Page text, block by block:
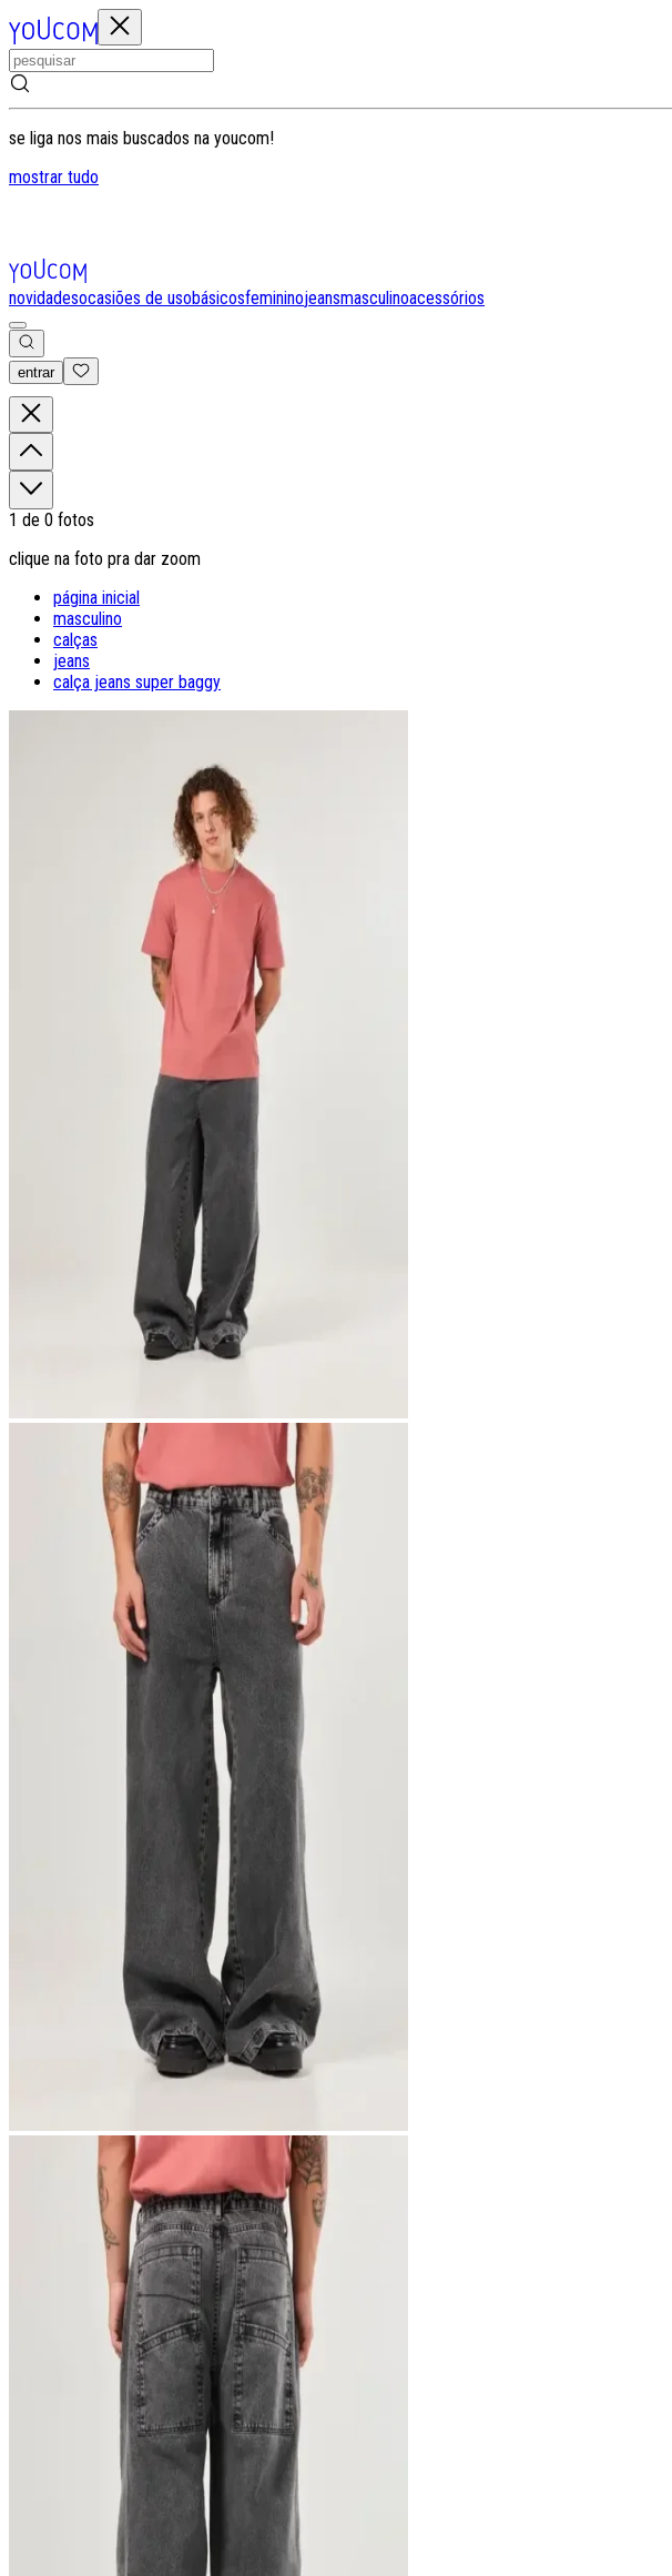
se liga nos mais buscados na youcom!
mostrar tudo
novidadesocasiões de usobásicosfemininojeansmasculinoacessórios
entrar
1 de 0 fotos
clique na foto pra dar zoom
página inicial
masculino
calças
jeans
calça jeans super baggy